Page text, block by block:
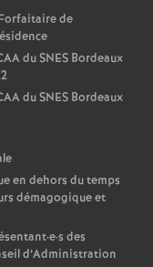
de
du SNES Bordeaux
du SNES Bordeaux
en dehors du temps
démagogique et
·e·s des
d’Administration